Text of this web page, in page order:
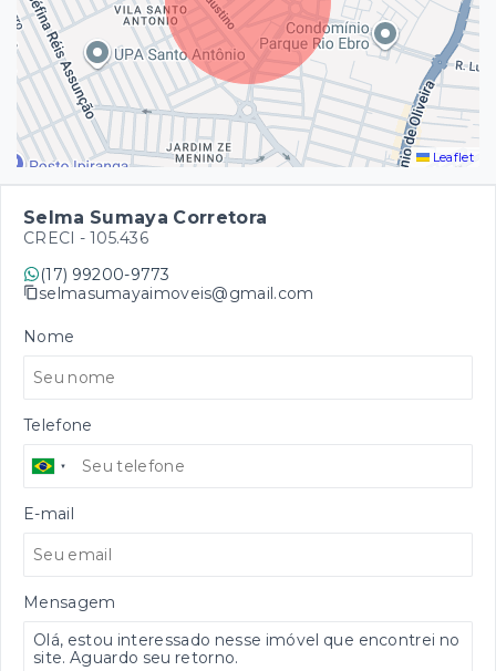
Leaflet
Selma Sumaya Corretora
CRECI - 105.436
(17) 99200-9773
selmasumayaimoveis@gmail.com
Nome
Telefone
E-mail
Mensagem